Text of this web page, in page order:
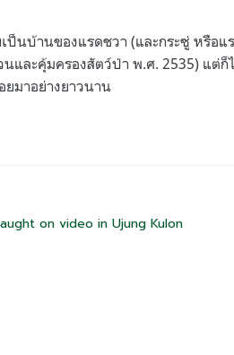
ป็นบ้านของแรดชวา (และกระซู่ หรือ
และคุ้มครองสัตว์ป่า พ.ศ. 2535) แต่
ยมาอย่างยาวนาน
on video in Ujung Kulon